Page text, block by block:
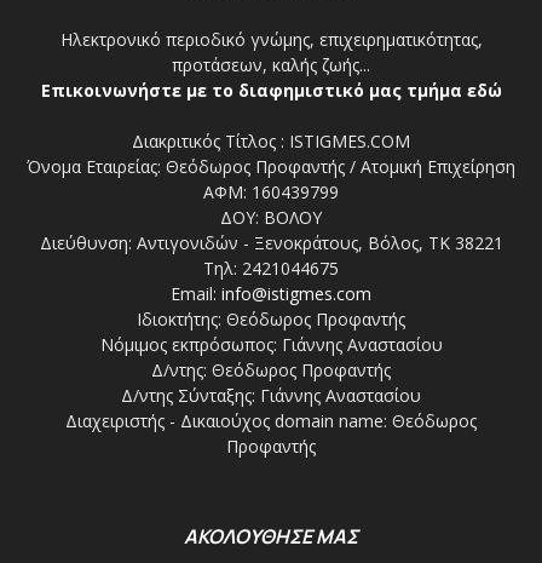
Ηλεκτρονικό περιοδικό γνώμης, επιχειρηματικότητας,
προτάσεων, καλής ζωής...
Επικοινωνήστε με το διαφημιστικό μας τμήμα εδώ
Διακριτικός Τίτλος : ISTIGMES.COM
Όνομα Εταιρείας: Θεόδωρος Προφαντής / Ατομική Επιχείρηση
ΑΦΜ: 160439799
ΔΟΥ: ΒΟΛΟΥ
Διεύθυνση: Αντιγονιδών - Ξενοκράτους, Βόλος, ΤΚ 38221
Τηλ: 2421044675
Email: info@istigmes.com
Ιδιοκτήτης: Θεόδωρος Προφαντής
Νόμιμος εκπρόσωπος: Γιάννης Αναστασίου
Δ/ντης: Θεόδωρος Προφαντής
Δ/ντης Σύνταξης: Γιάννης Αναστασίου
Διαχειριστής - Δικαιούχος domain name: Θεόδωρος
Προφαντής
ΑΚΟΛΟΥΘΗΣΕ ΜΑΣ